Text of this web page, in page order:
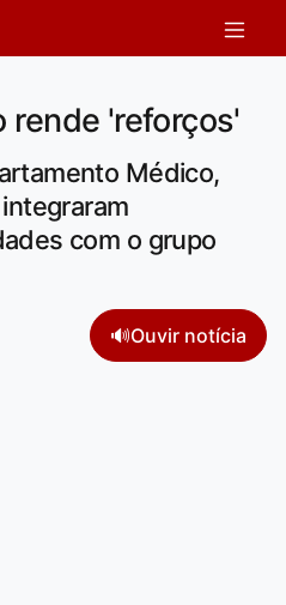
rende 'reforços'
Médico,
com o grupo
🔊Ouvir notícia